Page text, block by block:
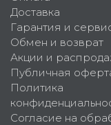
Доставка
Гарантия и
Обмен и возврат
Акции и
Публичная
Политика
Согласие на